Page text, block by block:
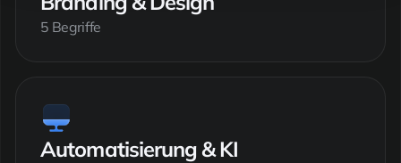
5 Begriffe
Automatisierung & KI